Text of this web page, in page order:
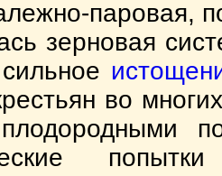
паровая,
зерновая
во